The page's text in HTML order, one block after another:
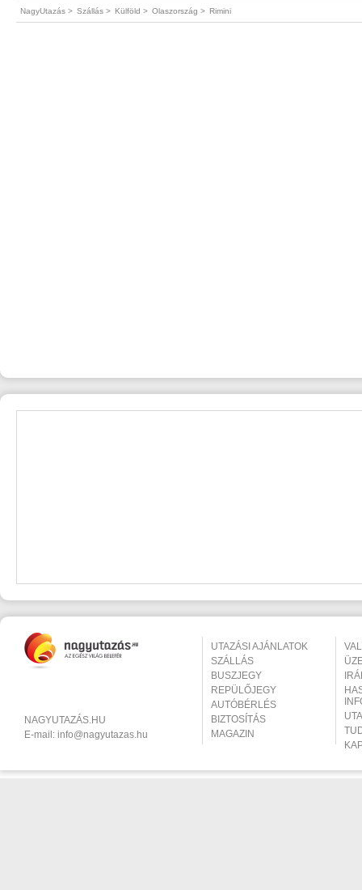
NagyUtazás > Szállás > Külföld > Olaszország > Rimini
NAGYUTAZÁS.HU
E-mail: info@nagyutazas.hu
UTAZÁSI AJÁNLATOK
SZÁLLÁS
BUSZJEGY
REPÜLŐJEGY
AUTÓBÉRLÉS
BIZTOSÍTÁS
MAGAZIN